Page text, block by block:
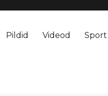
Pildid Videod Sport